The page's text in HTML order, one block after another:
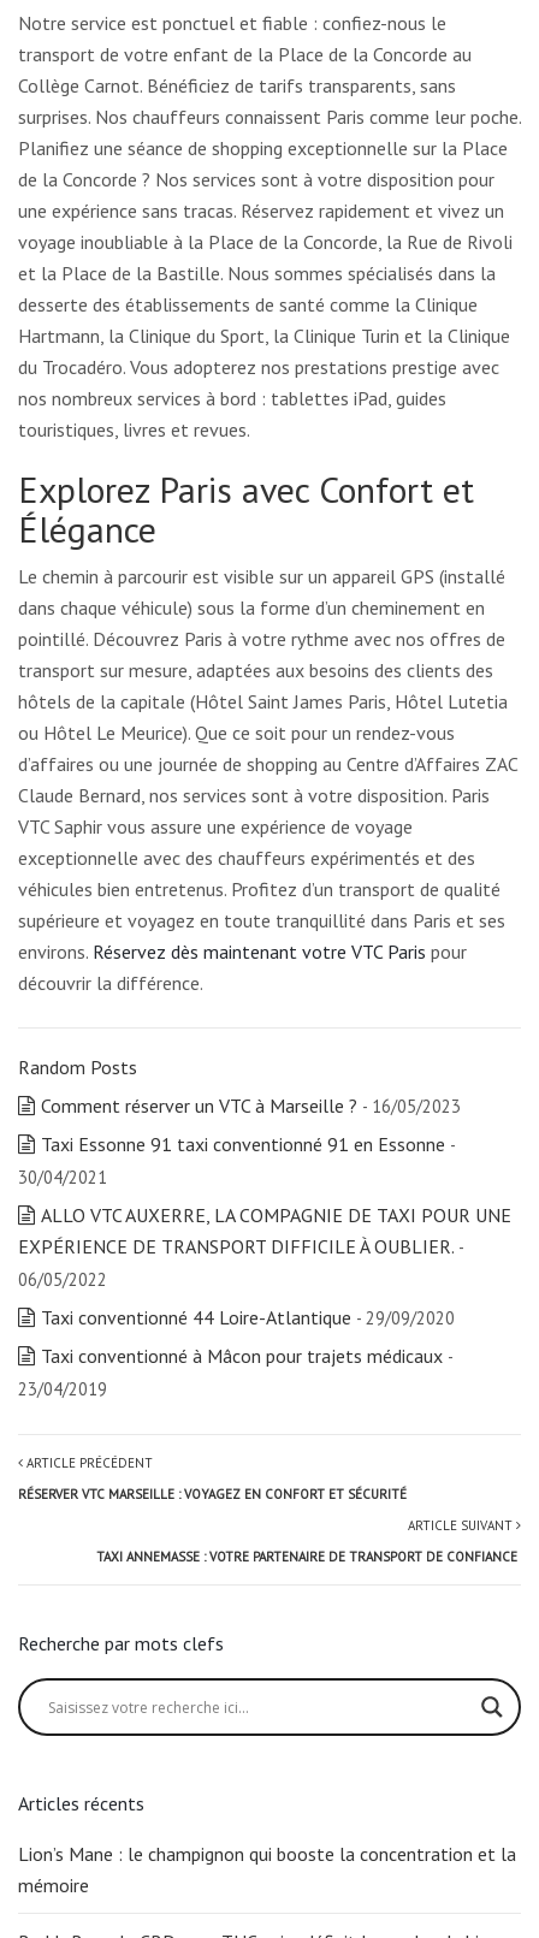
Notre service est ponctuel et fiable : confiez-nous le
transport de votre enfant de la Place de la Concorde au
Collège Carnot. Bénéficiez de tarifs transparents, sans
surprises. Nos chauffeurs connaissent Paris comme leur poche.
Planifiez une séance de shopping exceptionnelle sur la Place
de la Concorde ? Nos services sont à votre disposition pour
une expérience sans tracas. Réservez rapidement et vivez un
voyage inoubliable à la Place de la Concorde, la Rue de Rivoli
et la Place de la Bastille. Nous sommes spécialisés dans la
desserte des établissements de santé comme la Clinique
Hartmann, la Clinique du Sport, la Clinique Turin et la Clinique
du Trocadéro. Vous adopterez nos prestations prestige avec
nos nombreux services à bord : tablettes iPad, guides
touristiques, livres et revues.
Explorez Paris avec Confort et
Élégance
Le chemin à parcourir est visible sur un appareil GPS (installé
dans chaque véhicule) sous la forme d’un cheminement en
pointillé. Découvrez Paris à votre rythme avec nos offres de
transport sur mesure, adaptées aux besoins des clients des
hôtels de la capitale (Hôtel Saint James Paris, Hôtel Lutetia
ou Hôtel Le Meurice). Que ce soit pour un rendez-vous
d’affaires ou une journée de shopping au Centre d’Affaires ZAC
Claude Bernard, nos services sont à votre disposition. Paris
VTC Saphir vous assure une expérience de voyage
exceptionnelle avec des chauffeurs expérimentés et des
véhicules bien entretenus. Profitez d’un transport de qualité
supérieure et voyagez en toute tranquillité dans Paris et ses
environs. Réservez dès maintenant votre VTC Paris pour
découvrir la différence.
Random Posts
Comment réserver un VTC à Marseille ? - 16/05/2023
Taxi Essonne 91 taxi conventionné 91 en Essonne -
30/04/2021
ALLO VTC AUXERRE, LA COMPAGNIE DE TAXI POUR UNE
EXPÉRIENCE DE TRANSPORT DIFFICILE À OUBLIER. -
06/05/2022
Taxi conventionné 44 Loire-Atlantique - 29/09/2020
Taxi conventionné à Mâcon pour trajets médicaux -
23/04/2019
ARTICLE PRÉCÉDENT
RÉSERVER VTC MARSEILLE : VOYAGEZ EN CONFORT ET SÉCURITÉ
ARTICLE SUIVANT
TAXI ANNEMASSE : VOTRE PARTENAIRE DE TRANSPORT DE CONFIANCE
Recherche par mots clefs
Articles récents
Lion’s Mane : le champignon qui booste la concentration et la
mémoire